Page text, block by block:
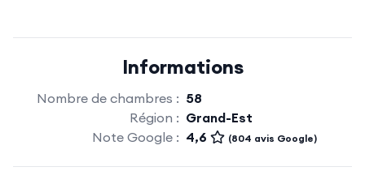
Informations
Nombre de chambres : 58
Région : Grand-Est
Note Google : 4,6 (804 avis Google)